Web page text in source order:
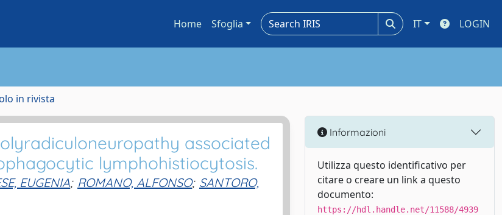
Home Sfoglia IT LOGIN
in rivista
associated
lymphohistiocytosis.
EUGENIA; ROMANO, ALFONSO; SANTORO,
Informazioni
Utilizza questo identificativo per
citare o creare un link a questo
documento:
https://hdl.handle.net/11588/4939